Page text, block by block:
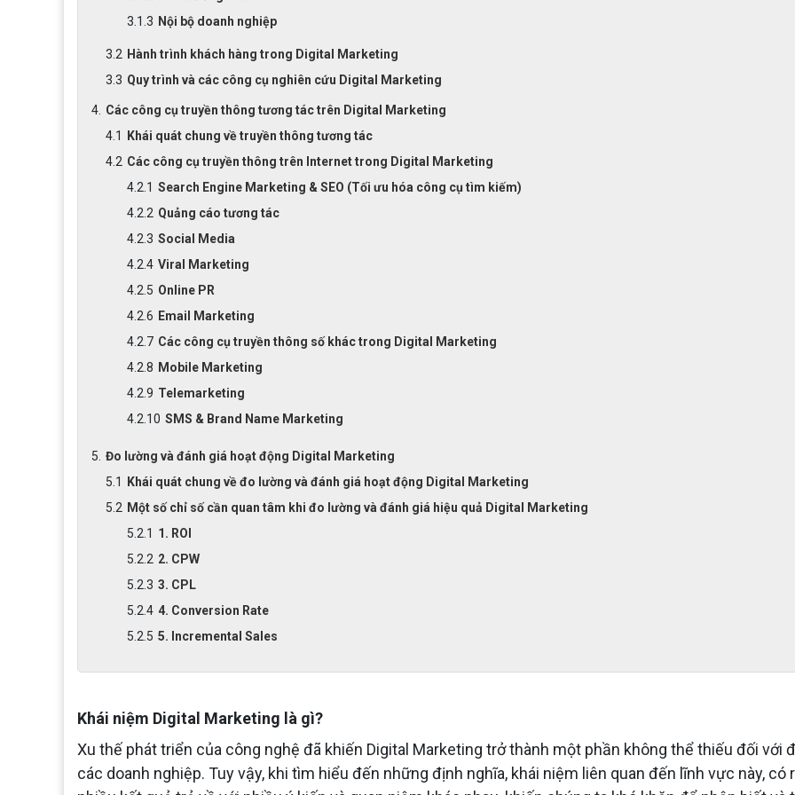
Nội bộ doanh nghiệp
Hành trình khách hàng trong Digital Marketing
Quy trình và các công cụ nghiên cứu Digital Marketing
Các công cụ truyền thông tương tác trên Digital Marketing
Khái quát chung về truyền thông tương tác
Các công cụ truyền thông trên Internet trong Digital Marketing
Search Engine Marketing & SEO (Tối ưu hóa công cụ tìm kiếm)
Quảng cáo tương tác
Social Media
Viral Marketing
Online PR
Email Marketing
Các công cụ truyền thông số khác trong Digital Marketing
Mobile Marketing
Telemarketing
SMS & Brand Name Marketing
Đo lường và đánh giá hoạt động Digital Marketing
Khái quát chung về đo lường và đánh giá hoạt động Digital Marketing
Một số chỉ số cần quan tâm khi đo lường và đánh giá hiệu quả Digital Marketing
1. ROI
2. CPW
3. CPL
4. Conversion Rate
5. Incremental Sales
Khái niệm Digital Marketing là gì?
Xu thế phát triển của công nghệ đã khiến Digital Marketing trở thành một phần không thể thiếu đối với
các doanh nghiệp. Tuy vậy, khi tìm hiểu đến những định nghĩa, khái niệm liên quan đến lĩnh vực này, có